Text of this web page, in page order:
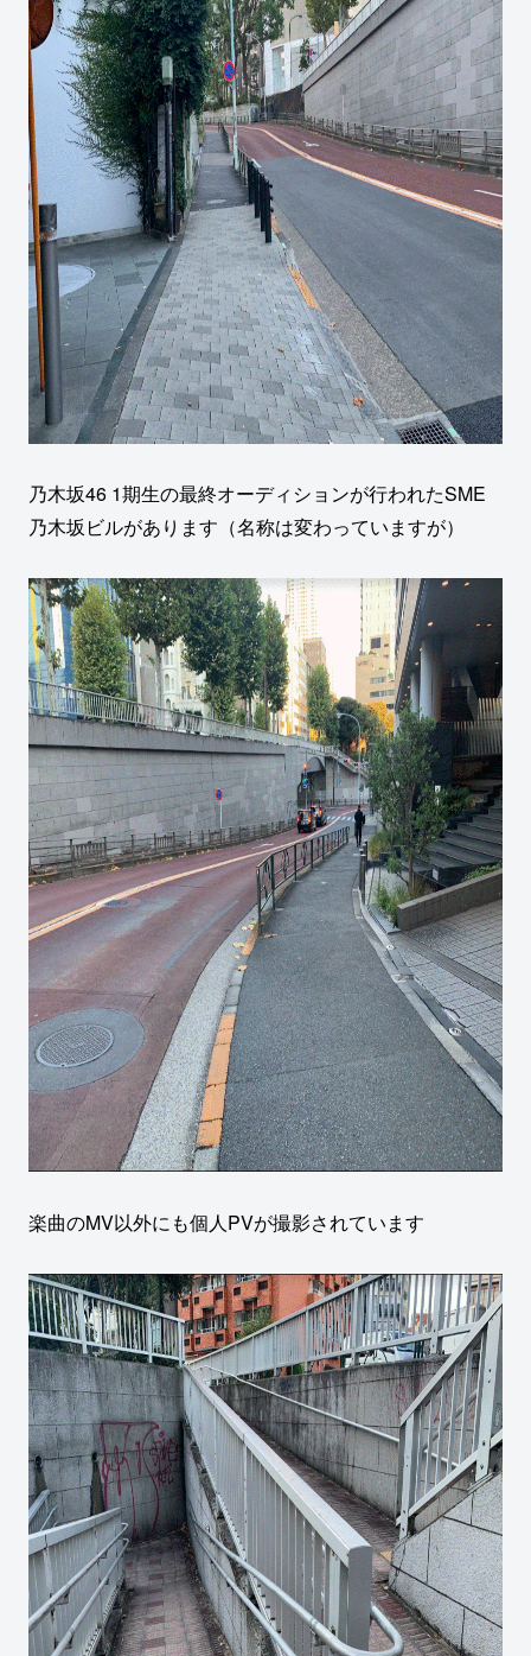
乃木坂46 1期生の最終オーディションが行われたSME
乃木坂ビルがあります（名称は変わっていますが）
楽曲のMV以外にも個人PVが撮影されています